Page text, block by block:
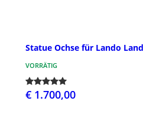
Statue Ochse für Lando
VORRÄTIG
€ 1.700,00